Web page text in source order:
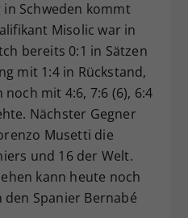
Schweden kommt
Misolic war in
bereits 0:1 in Sätzen
mit 1:4 in Rückstand,
mit 4:6, 7:6 (6), 6:4
Nächster Gegner
Musetti die
und 16 der Welt.
kann heute noch
den Spanier Bernabé
speichert Ihre Consent-
Unter anderem eine
ID, für die
Ihrer
Einstellungen, falls der
dies eingestellt